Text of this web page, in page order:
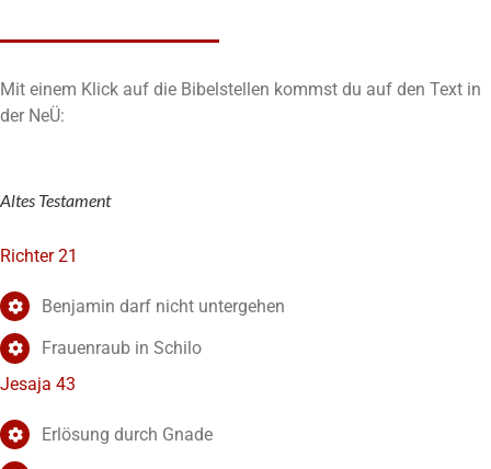
Mit einem Klick auf die Bibelstellen kommst du auf den Text in
der NeÜ:
Altes Testament
Richter 21
Benjamin darf nicht untergehen
Frauenraub in Schilo
Jesaja 43
Erlösung durch Gnade